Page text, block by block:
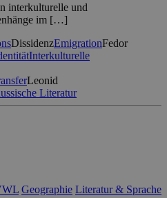
interkulturelle und
im […]
DissidenzEmigrationFedor
Interkulturelle
Leonid
Literatur
Geographie Literatur & Sprache